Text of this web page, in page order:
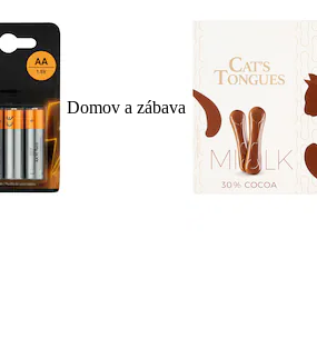
Domov a zábava